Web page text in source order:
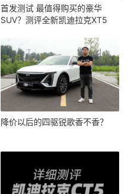
首发测试 最值得购买的豪华
SUV？测评全新凯迪拉克XT5
降价以后的四驱锐歌香不香？